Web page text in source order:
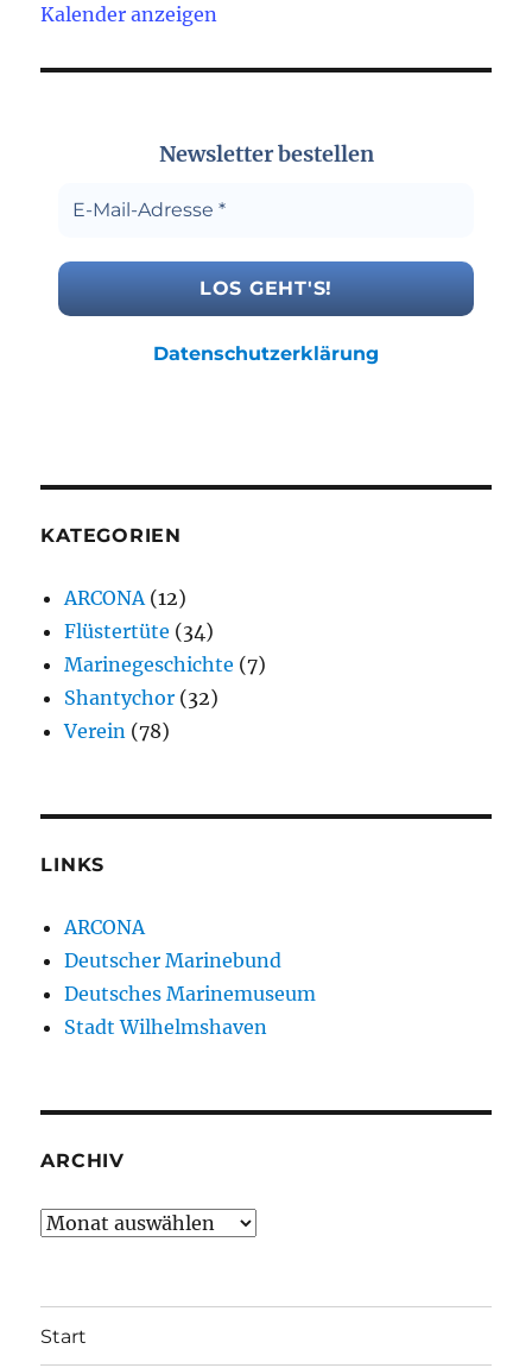
Kalender anzeigen
Newsletter bestellen
Datenschutzerklärung
KATEGORIEN
ARCONA(12)
Flüstertüte (34)
Marinegeschichte (7)
Shantychor (32)
Verein (78)
LINKS
ARCONA
Deutscher Marinebund
Deutsches Marinemuseum
Stadt Wilhelmshaven
ARCHIV
Archiv
Start